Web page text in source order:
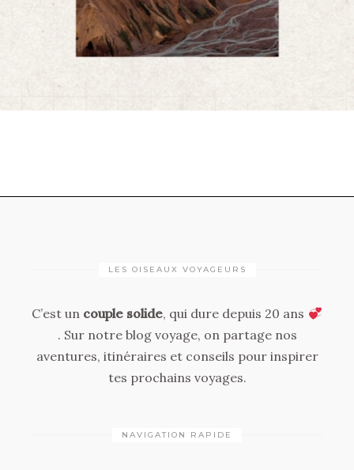
LES OISEAUX VOYAGEURS
C’est un couple solide, qui dure depuis 20 ans
. Sur notre blog voyage, on partage nos
aventures, itinéraires et conseils pour inspirer
tes prochains voyages.
NAVIGATION RAPIDE